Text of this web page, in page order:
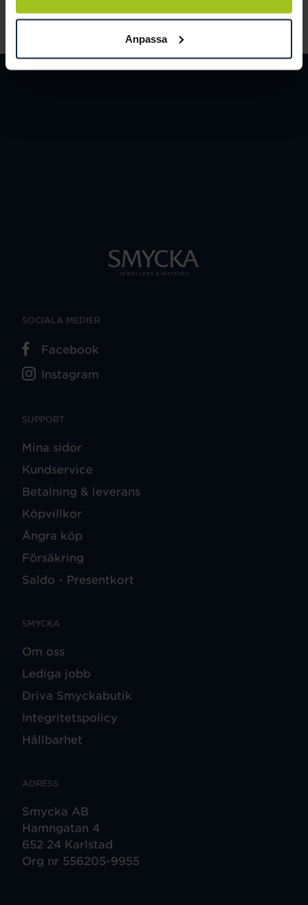
Anpassa
LÄS MER
SUPPORT
Mina sidor
Kundservice
Betalning & leverans
Köpvillkor
Ångra köp
Försäkring
Saldo - Presentkort
SMYCKA
Om oss
Lediga jobb
Driva Smyckabutik
Integritetspolicy
Hållbarhet
ADRESS
Smycka AB
Hamngatan 4
652 24 Karlstad
Org nr 556205-9955
SOCIALA MEDIER
Facebook
Instagram